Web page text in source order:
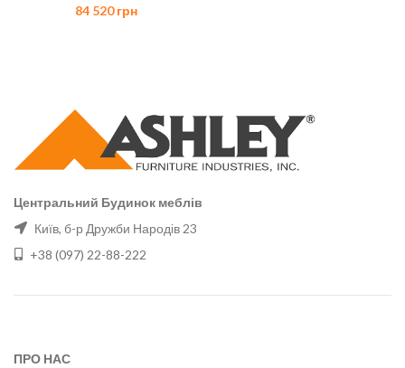
84 520грн
Центральний Будинок меблів
Київ, б-р Дружби Народів 23
+38 (097) 22-88-222
ПРО НАС